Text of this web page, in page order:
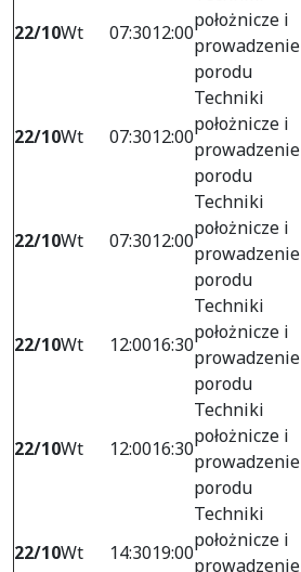
22/10Wt 07:3012:00
położnicze i
prowadzenie
porodu
22/10Wt 07:3012:00
Techniki
położnicze i
prowadzenie
porodu
22/10Wt 07:3012:00
Techniki
położnicze i
prowadzenie
porodu
22/10Wt 12:0016:30
Techniki
położnicze i
prowadzenie
porodu
22/10Wt 12:0016:30
Techniki
położnicze i
prowadzenie
porodu
22/10Wt 14:3019:00
Techniki
położnicze i
prowadzenie